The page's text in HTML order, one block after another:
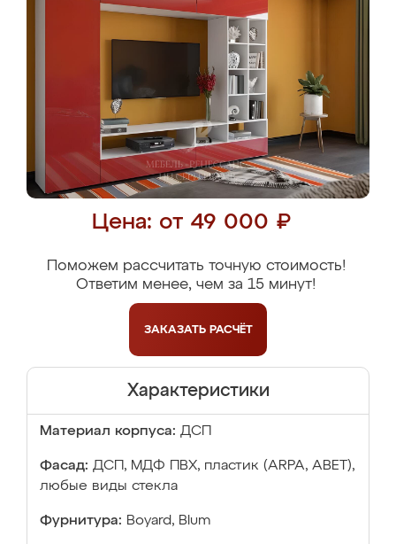
Цена: от 49 000 ₽
Поможем рассчитать точную стоимость!
Ответим менее, чем за 15 минут!
ЗАКАЗАТЬ РАСЧЁТ
Характеристики
Материал корпуса: ДСП
Фасад: ДСП, МДФ ПВХ, пластик (ARPA, ABET),
любые виды стекла
Фурнитура: Boyard, Blum